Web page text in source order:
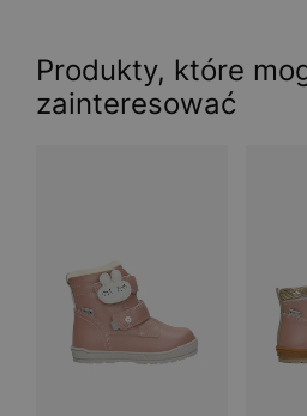
Produkty, które
zainteresować